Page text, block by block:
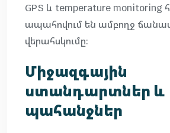
GPS և temperature
ապահովում են ամբողջ
վերահսկումը։
Միջազգային
ստանդարտներ և
պահանջներ